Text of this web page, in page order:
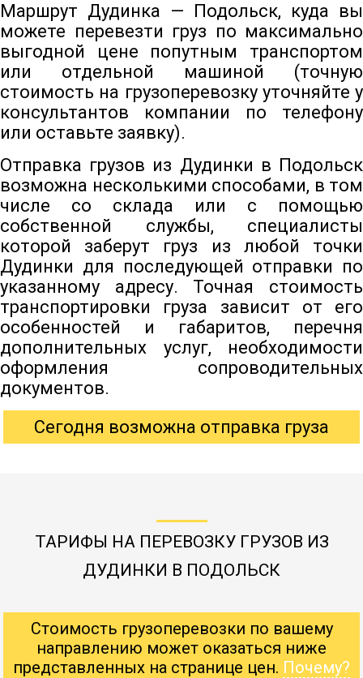
Маршрут Дудинка — Подольск, куда вы
можете перевезти груз по максимально
выгодной цене попутным транспортом
или отдельной машиной (точную
стоимость на грузоперевозку уточняйте у
консультантов компании по телефону
или оставьте заявку).
Отправка грузов из Дудинки в Подольск
возможна несколькими способами, в том
числе со склада или с помощью
собственной службы, специалисты
которой заберут груз из любой точки
Дудинки для последующей отправки по
указанному адресу. Точная стоимость
транспортировки груза зависит от его
особенностей и габаритов, перечня
дополнительных услуг, необходимости
оформления сопроводительных
документов.
Сегодня возможна отправка груза
ТАРИФЫ НА ПЕРЕВОЗКУ ГРУЗОВ ИЗ
ДУДИНКИ В ПОДОЛЬСК
Стоимость грузоперевозки по вашему
направлению может оказаться ниже
представленных на странице цен. Почему?